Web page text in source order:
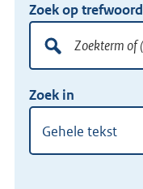
Doorzoek
alle
lokale
wet-
en
regelgeving
Zoek op trefwoord
of
(dossier)nummer
hier
uw
Zoek in